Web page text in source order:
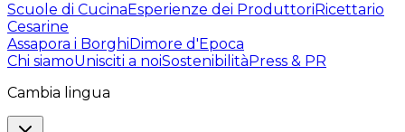
Scuole di CucinaEsperienze dei ProduttoriRicettario
Cesarine
Assapora i BorghiDimore d'Epoca
Chi siamoUnisciti a noiSostenibilitàPress & PR
Cambia lingua